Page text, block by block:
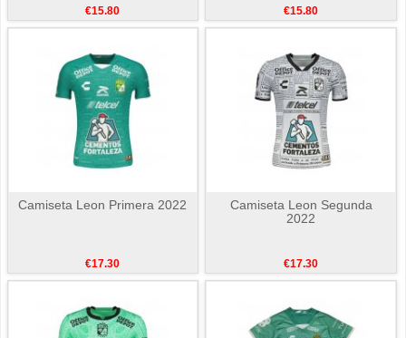
€15.80 €15.80
Camiseta Leon Primera 2022
€17.30
Camiseta Leon Segunda
2022
€17.30